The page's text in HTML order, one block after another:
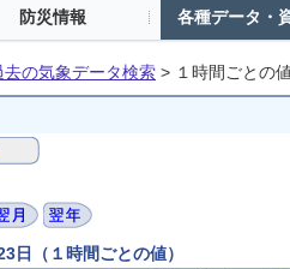
防災情報 各種データ・
去の気象データ検索 > １時間ごとの
（１時間ごとの値）